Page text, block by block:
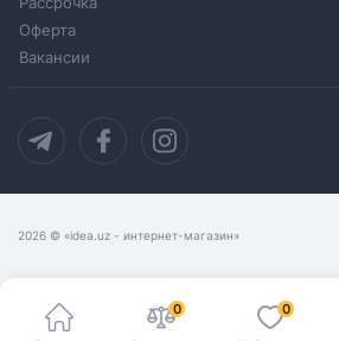
Оферта
Вакансии
2026 © «idea.uz - интернет-магазин»
0 0